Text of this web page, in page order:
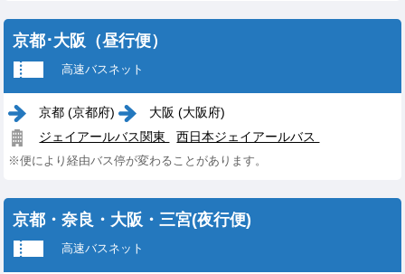
京都･大阪（昼行便）
高速バスネット
京都 (京都府)
大阪 (大阪府)
ジェイアールバス関東
西日本ジェイアールバス
※便により経由バス停が変わることがあります。
京都・奈良・大阪・三宮(夜行便)
高速バスネット